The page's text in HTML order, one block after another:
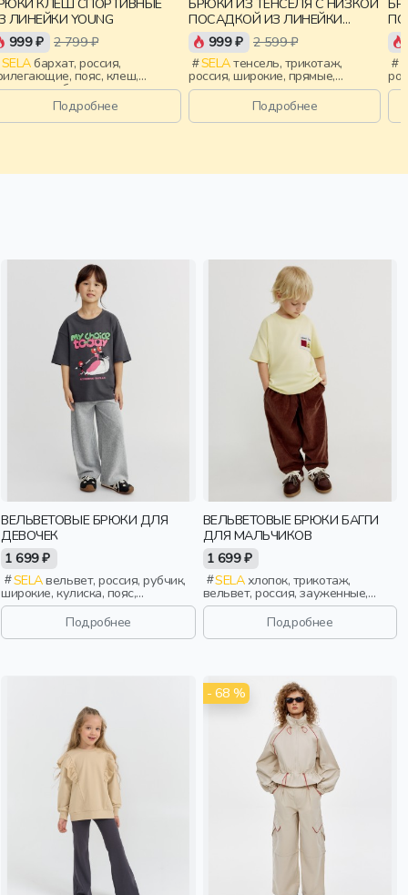
ИЗ ЛИНЕЙКИ YOUNG
999 ₽ 2 799 ₽
SELAбархат, россия,
пояс, клеш,
бархат, спорт,
старшеклассники, дети
Подробнее
ПОСАДКОЙ ИЗ ЛИНЕЙКИ
YOUNG
999 ₽ 2 599 ₽
SELAтенсель, трикотаж,
россия, широкие, прямые,
резинка, пояс, девочки,
старшеклассники, дети
Подробнее
ВЕЛЬВЕТОВЫЕ БРЮКИ ДЛЯ
ДЕВОЧЕК
1 699 ₽
SELAвельвет, россия, рубчик,
широкие, кулиска, пояс,
эластичные, девочки, дети
Подробнее
ВЕЛЬВЕТОВЫЕ БРЮКИ БАГГИ
ДЛЯ МАЛЬЧИКОВ
1 699 ₽
SELAхлопок, трикотаж,
вельвет, россия, зауженные,
резинка, прорези, пояс,
фактурные, эластичные,
мальчики, детиПодробнее
- 68 %